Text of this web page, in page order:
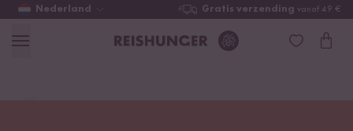
Nederland Gratis verzending vanaf 49 €